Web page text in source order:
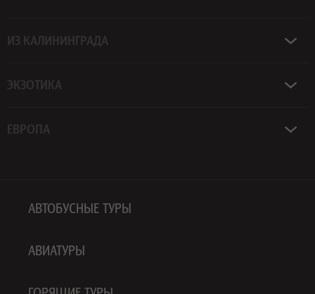
ИЗ КАЛИНИНГРАДА
ЭКЗОТИКА
ЕВРОПА
АВТОБУСНЫЕ ТУРЫ
АВИАТУРЫ